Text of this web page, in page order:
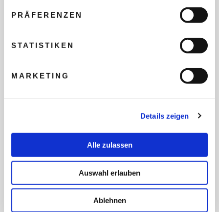
PRÄFERENZEN
STATISTIKEN
MARKETING
Details zeigen
Alle zulassen
Auswahl erlauben
Ablehnen
Zur Hotelbeschreibung
NEU IM PROGRAMM